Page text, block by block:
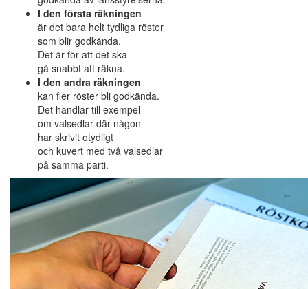
I den första räkningen
är det bara helt tydliga röster
som blir godkända.
Det är för att det ska
gå snabbt att räkna.
I den andra räkningen
kan fler röster bli godkända.
Det handlar till exempel
om valsedlar där någon
har skrivit otydligt
och kuvert med två valsedlar
på samma parti.